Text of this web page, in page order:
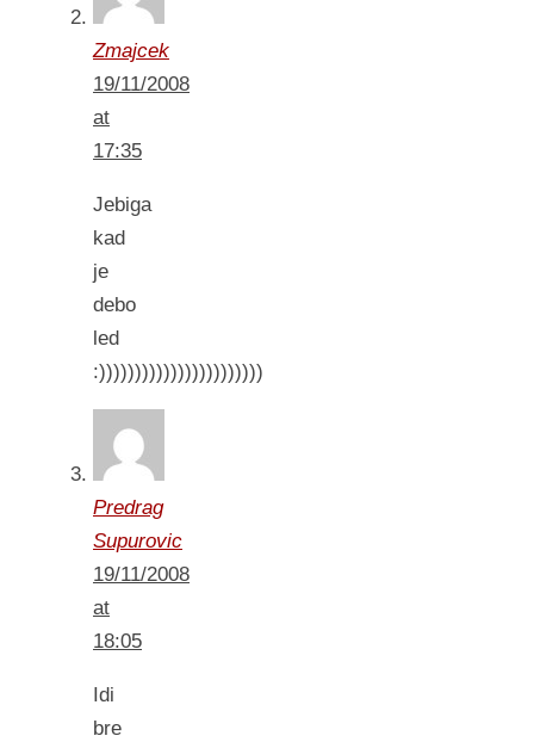
Zmajcek
19/11/2008
at
17:35
Jebiga
kad
je
debo
led
:)))))))))))))))))))))))
Predrag
Supurovic
19/11/2008
at
18:05
Idi
bre